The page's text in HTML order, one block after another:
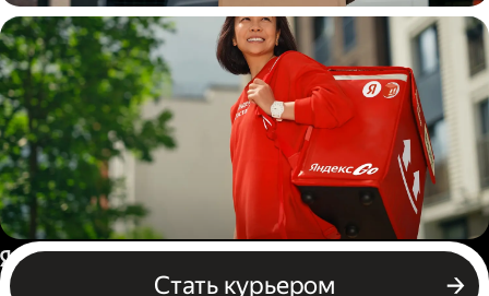
Водитель
грузовой машины
Пеший курьер
Стать курьером
Россия